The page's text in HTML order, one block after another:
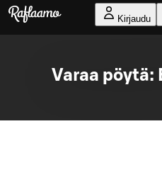
Siirry pääsisältöön
Kirjaudu
Varaa pöytä: